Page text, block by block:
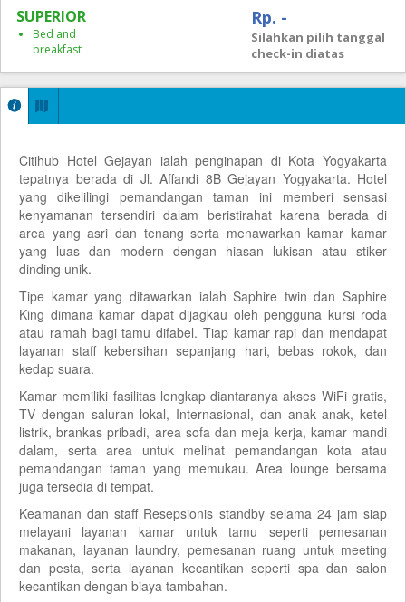
SUPERIOR
Bed and
breakfast
Rp. -
Silahkan pilih tanggal
check-in diatas
Citihub Hotel Gejayan ialah penginapan di Kota Yogyakarta
tepatnya berada di Jl. Affandi 8B Gejayan Yogyakarta. Hotel
yang dikelilingi pemandangan taman ini memberi sensasi
kenyamanan tersendiri dalam beristirahat karena berada di
area yang asri dan tenang serta menawarkan kamar kamar
yang luas dan modern dengan hiasan lukisan atau stiker
dinding unik.
Tipe kamar yang ditawarkan ialah Saphire twin dan Saphire
King dimana kamar dapat dijagkau oleh pengguna kursi roda
atau ramah bagi tamu difabel. Tiap kamar rapi dan mendapat
layanan staff kebersihan sepanjang hari, bebas rokok, dan
kedap suara.
Kamar memiliki fasilitas lengkap diantaranya akses WiFi gratis,
TV dengan saluran lokal, Internasional, dan anak anak, ketel
listrik, brankas pribadi, area sofa dan meja kerja, kamar mandi
dalam, serta area untuk melihat pemandangan kota atau
pemandangan taman yang memukau. Area lounge bersama
juga tersedia di tempat.
Keamanan dan staff Resepsionis standby selama 24 jam siap
melayani layanan kamar untuk tamu seperti pemesanan
makanan, layanan laundry, pemesanan ruang untuk meeting
dan pesta, serta layanan kecantikan seperti spa dan salon
kecantikan dengan biaya tambahan.